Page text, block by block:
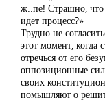
ж..пе! Страшно, что
идет процесс?»
Трудно не
этот момент, когда
отречься от его
оппозиционные
своих
помышляют о